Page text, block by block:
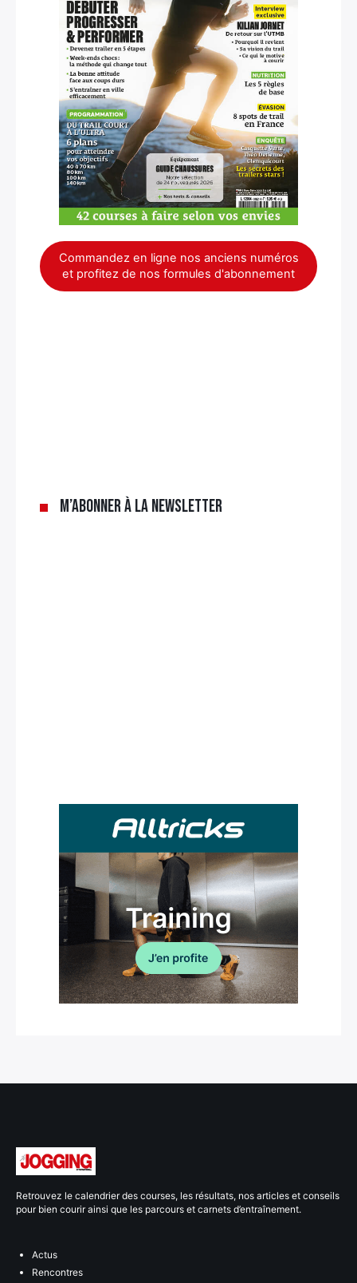
Commandez en ligne nos anciens numéros
et profitez de nos formules d'abonnement
M’abonner à la newsletter
Retrouvez le calendrier des courses, les résultats, nos articles et conseils
pour bien courir ainsi que les parcours et carnets d’entraînement.
Actus
Rencontres